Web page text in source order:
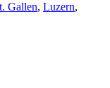
Gallen, Luzern,